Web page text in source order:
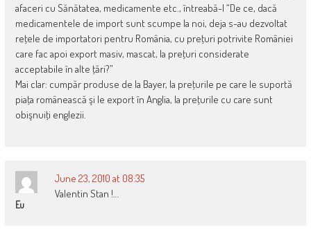
afaceri cu Sănătatea, medicamente etc., întreabă-l “De ce, dacă
medicamentele de import sunt scumpe la noi, deja s-au dezvoltat
reţele de importatori pentru România, cu preţuri potrivite României
care fac apoi export masiv, mascat, la preţuri considerate
acceptabile în alte ţări?”
Mai clar: cumpăr produse de la Bayer, la preţurile pe care le suportă
piaţa românească şi le export în Anglia, la preţurile cu care sunt
obişnuiţi englezii.
Eu
June 23, 2010 at 08:35
Valentin Stan !…